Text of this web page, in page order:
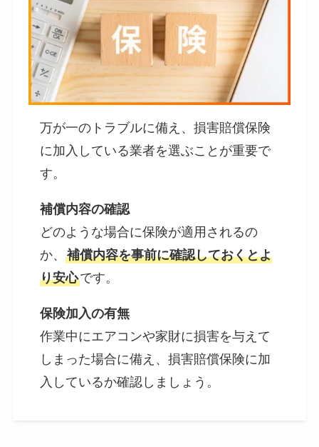
万が一のトラブルに備え、損害賠償保険
に加入している業者を選ぶことが重要で
す。
補償内容の確認
どのような場合に保険が適用されるの
か、補償内容を事前に確認しておくとよ
り安心です。
保険加入の有無
作業中にエアコンや家財に損害を与えて
しまった場合に備え、損害賠償保険に加
入しているか確認しましょう。